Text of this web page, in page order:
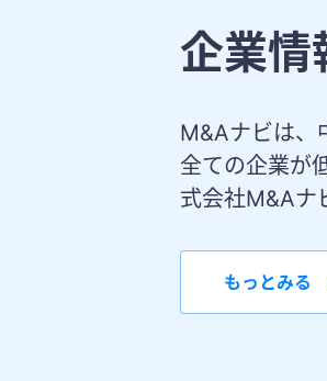
企業情
M&Aナビは、
全ての企業が
式会社M&Aナ
もっとみる